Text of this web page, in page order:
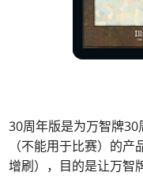
30周年版是为万智牌
（不能用于比赛）的
增刷），目的是让万智